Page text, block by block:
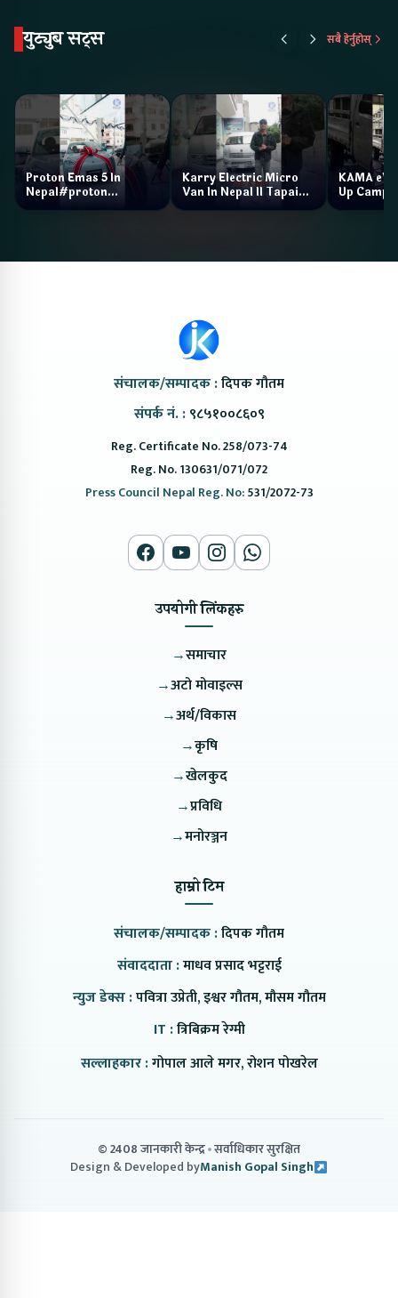
युट्युब सट्स सबै हेर्नुहोस्
Proton Emas 5 In
Nepal#proton
#protonemas5#protonnepal#evcarnepal
Karry Electric Micro
Van In Nepal II Tapaiko
Bazar II Jankari
KAMA eV
Up Camp
संचालक/सम्पादक :दिपक गौतम
संपर्क नं. : ९८५१००८६०९
Reg. Certificate No. 258/073-74
Reg. No. 130631/071/072
Press Council Nepal Reg. No:531/2072-73
उपयोगी लिंकहरु
→समाचार
→अटो मोवाइल्स
→अर्थ/विकास
→कृषि
→खेलकुद
→प्रविधि
→मनोरञ्जन
हाम्रो टिम
संचालक/सम्पादक :दिपक गौतम
संवाददाता :माधव प्रसाद भट्टराई
न्युज डेक्स :पवित्रा उप्रेती, इश्वर गौतम, मौसम गौतम
IT :त्रिबिक्रम रेग्मी
सल्लाहकार :गोपाल आले मगर, रोशन पोखरेल
© 2408 जानकारी केन्द्र सर्वाधिकार सुरक्षित
Design & Developed byManish Gopal Singh